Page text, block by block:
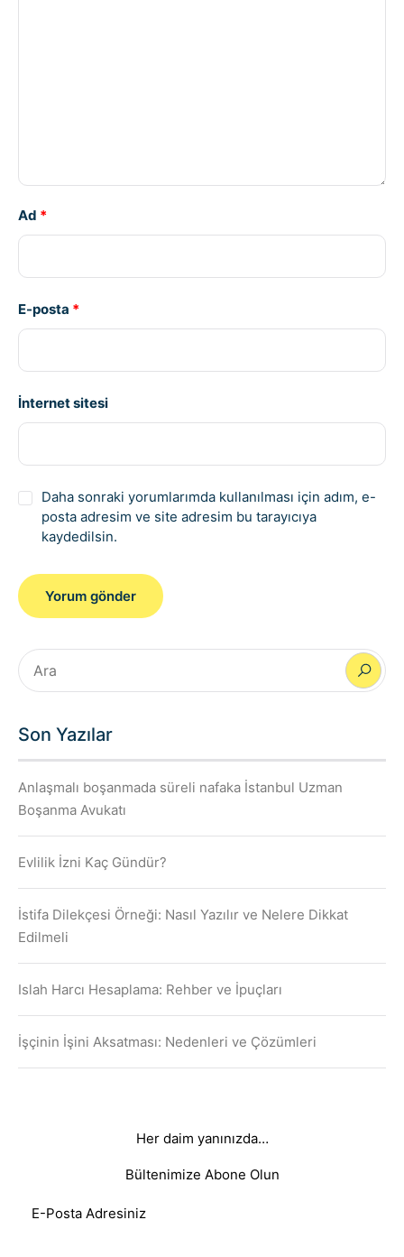
Ad *
E-posta *
İnternet sitesi
Daha sonraki yorumlarımda kullanılması için adım, e-
posta adresim ve site adresim bu tarayıcıya
kaydedilsin.
Son Yazılar
Anlaşmalı boşanmada süreli nafaka İstanbul Uzman
Boşanma Avukatı
Evlilik İzni Kaç Gündür?
İstifa Dilekçesi Örneği: Nasıl Yazılır ve Nelere Dikkat
Edilmeli
Islah Harcı Hesaplama: Rehber ve İpuçları
İşçinin İşini Aksatması: Nedenleri ve Çözümleri
Her daim yanınızda…
Bültenimize Abone Olun